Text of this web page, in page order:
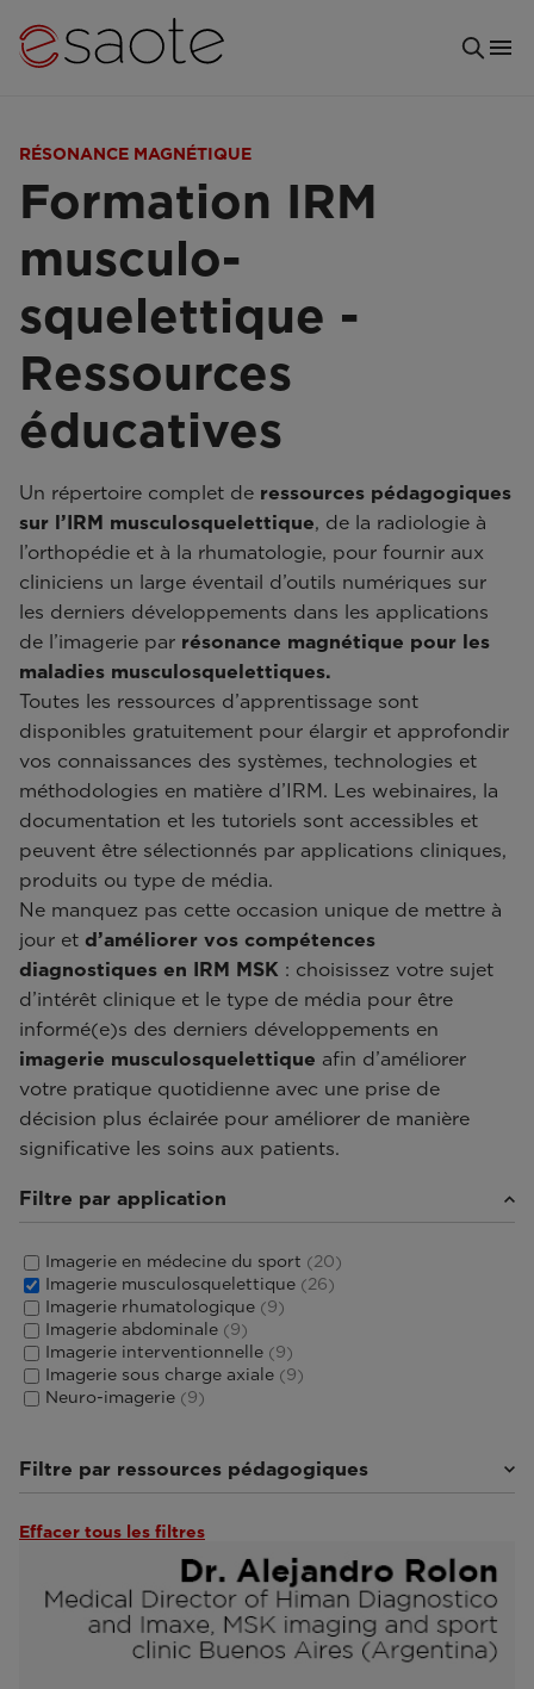
RÉSONANCE MAGNÉTIQUE
Formation IRM
musculo-
squelettique -
Ressources
éducatives
Un répertoire complet de ressources pédagogiques
sur l’IRM musculosquelettique, de la radiologie à
l’orthopédie et à la rhumatologie, pour fournir aux
cliniciens un large éventail d’outils numériques sur
les derniers développements dans les applications
de l’imagerie par résonance magnétique pour les
maladies musculosquelettiques.
Toutes les ressources d’apprentissage sont
disponibles gratuitement pour élargir et approfondir
vos connaissances des systèmes, technologies et
méthodologies en matière d’IRM. Les webinaires, la
documentation et les tutoriels sont accessibles et
peuvent être sélectionnés par applications cliniques,
produits ou type de média.
Ne manquez pas cette occasion unique de mettre à
jour et d’améliorer vos compétences
diagnostiques en IRM MSK : choisissez votre sujet
d’intérêt clinique et le type de média pour être
informé(e)s des derniers développements en
imagerie musculosquelettique afin d’améliorer
votre pratique quotidienne avec une prise de
décision plus éclairée pour améliorer de manière
significative les soins aux patients.
Filtre par application
Imagerie en médecine du sport (20)
Imagerie musculosquelettique (26)
Imagerie rhumatologique (9)
Imagerie abdominale (9)
Imagerie interventionnelle (9)
Imagerie sous charge axiale (9)
Neuro-imagerie (9)
Filtre par ressources pédagogiques
Webinaires et événements
Tutoriels et manuels d’utilisation
(4)
Effacer tous les filtres